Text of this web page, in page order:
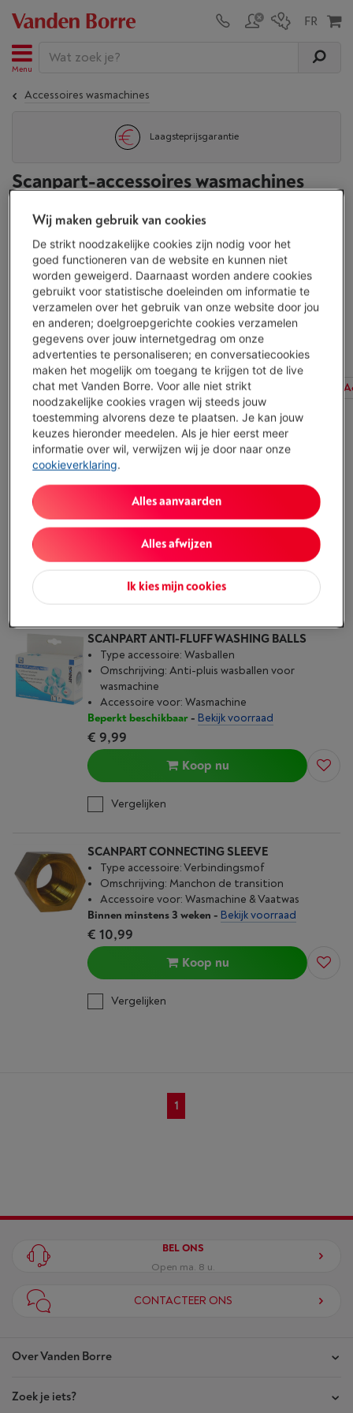
Menu
Accessoires wasmachines
Laagsteprijsgarantie
Scanpart-accessoires wasmachines
Gerelateerde producten:
Accessoires wasmachines Wpro-accessoires wasmachines
Weergave
Alle filters Beschikbaarheid Type accessoire
SCANPART SUPERPOSTION KIT ALU
Type accessoire: Stapelkit
Accessoire voor: Wasmachine & Droogkast
Ecocheques: Neen
Beperkt beschikbaar-Bekijk voorraad
€ 99,99
Koop nu
Vergelijken
SCANPART ANTI-FLUFF WASHING BALLS
Type accessoire: Wasballen
Omschrijving: Anti-pluis wasballen voor
wasmachine
Accessoire voor: Wasmachine
Beperkt beschikbaar- Bekijk voorraad
€ 9,99
Koop nu
Vergelijken
SCANPART CONNECTING SLEEVE
Type accessoire: Verbindingsmof
Omschrijving: Manchon de transition
Accessoire voor: Wasmachine & Vaatwas
Binnen minstens 3 weken - Bekijk voorraad
€ 10,99
Koop nu
Vergelijken
1
Over Vanden Borre
Onze winkels
Zoek je iets?
BEL ONS
Open ma. 8 u.
CONTACTEER ONS
Wij maken gebruik van cookies
De strikt noodzakelijke cookies zijn nodig voor het
goed functioneren van de website en kunnen niet
worden geweigerd. Daarnaast worden andere cookies
gebruikt voor statistische doeleinden om informatie te
verzamelen over het gebruik van onze website door jou
en anderen; doelgroepgerichte cookies verzamelen
gegevens over jouw internetgedrag om onze
advertenties te personaliseren; en conversatiecookies
maken het mogelijk om toegang te krijgen tot de live
chat met Vanden Borre. Voor alle niet strikt
noodzakelijke cookies vragen wij steeds jouw
toestemming alvorens deze te plaatsen. Je kan jouw
keuzes hieronder meedelen. Als je hier eerst meer
informatie over wil, verwijzen wij je door naar onze
cookieverklaring.
Ik kies mijn cookies
Alles afwijzen
Alles aanvaarden